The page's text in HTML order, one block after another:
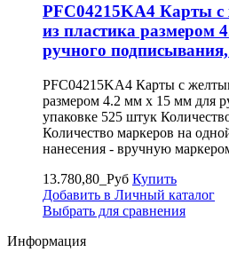
PFC04215KA4 Карты
из пластика размером
ручного
PFC04215KA4 Карты с
размером 4.2 мм x 15 мм для
упаковке 525 штук
Количество маркеров на
нанесения - вручную
13.780,80_Руб Купить
Добавить в Личный каталог
Выбрать для сравнения
Информация